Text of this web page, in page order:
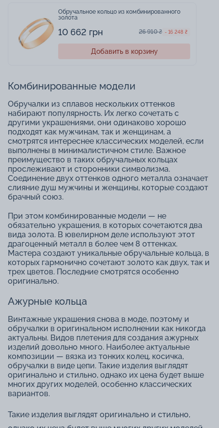
Обручальное кольцо из комбинированного
золота
10 662 грн 26 910 ₴ - 16 248 ₴
Добавить в корзину
Комбинированные модели
Обручалки из сплавов нескольких оттенков
набирают популярность. Их легко сочетать с
другими украшениями, они одинаково хорошо
подходят как мужчинам, так и женщинам, а
смотрятся интереснее классических моделей, если
выполнены в минималистичном стиле. Важное
преимущество в таких обручальных кольцах
прослеживают и сторонники символизма.
Соединение двух оттенков одного металла означает
слияние душ мужчины и женщины, которые создают
брачный союз.
При этом комбинированные модели — не
обязательно украшения, в которых сочетаются два
вида золота. В ювелирном деле используют этот
драгоценный металл в более чем 8 оттенках.
Мастера создают уникальные обручальные кольца, в
которых гармонично сочетают золото как двух, так и
трех цветов. Последние смотрятся особенно
оригинально.
Ажурные кольца
Винтажные украшения снова в моде, поэтому и
обручалки в оригинальном исполнении как никогда
актуальны. Видов плетения для создания ажурных
изделий довольно много. Наиболее актуальные
композиции — вязка из тонких колец, косичка,
обручалки в виде цепи. Такие изделия выглядят
оригинально и стильно, однако их цена будет выше
многих других моделей, особенно классических
вариантов.
Такие изделия выглядят оригинально и стильно,